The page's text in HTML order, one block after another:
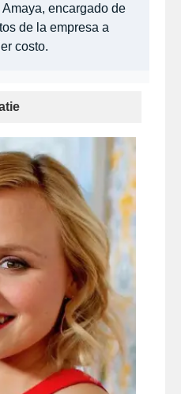
encargado de
de la empresa a
costo.​